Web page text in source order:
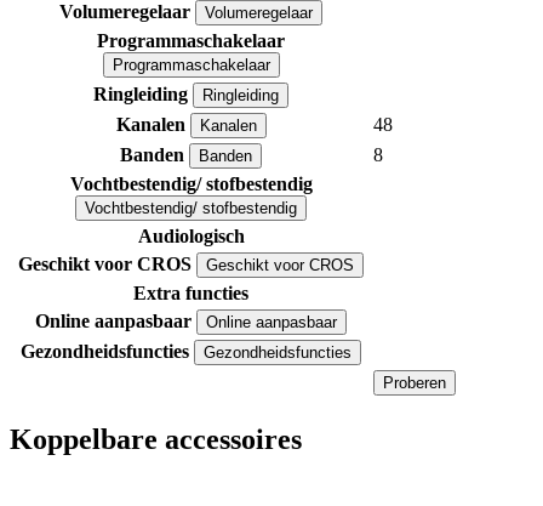
Volumeregelaar
Volumeregelaar
Programmaschakelaar
Programmaschakelaar
Ringleiding Ringleiding
Kanalen Kanalen
48
Banden
Banden
8
Vochtbestendig/ stofbestendig
Vochtbestendig/ stofbestendig
Audiologisch
Geschikt voor CROS
Geschikt voor CROS
Extra functies
Online aanpasbaar
Online aanpasbaar
Gezondheidsfuncties
Gezondheidsfuncties
Proberen
Koppelbare accessoires